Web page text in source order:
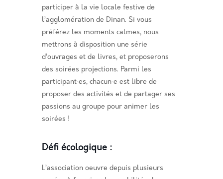
participer à la vie locale festive de
l’agglomération de Dinan. Si vous
préférez les moments calmes, nous
mettrons à disposition une série
d’ouvrages et de livres, et proposerons
des soirées projections. Parmi les
participant·es, chacun·e est libre de
proposer des activités et de partager ses
passions au groupe pour animer les
soirées !
Défi écologique :
L’association oeuvre depuis plusieurs